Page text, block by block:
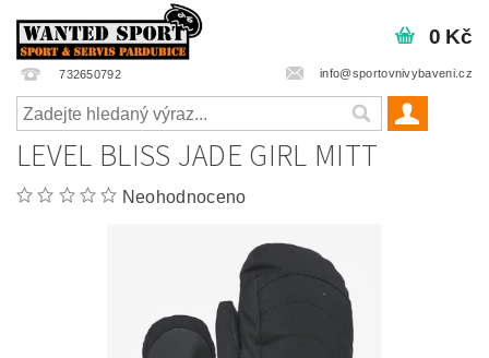
732650792 info@sportovnivybaveni.cz
0 Kč
LEVEL BLISS JADE GIRL MITT
Neohodnoceno